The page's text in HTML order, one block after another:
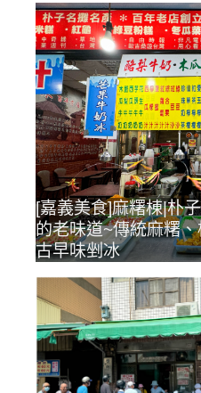
[嘉義美食]麻糬棟|朴
的老味道~傳統麻糬
古早味剉冰